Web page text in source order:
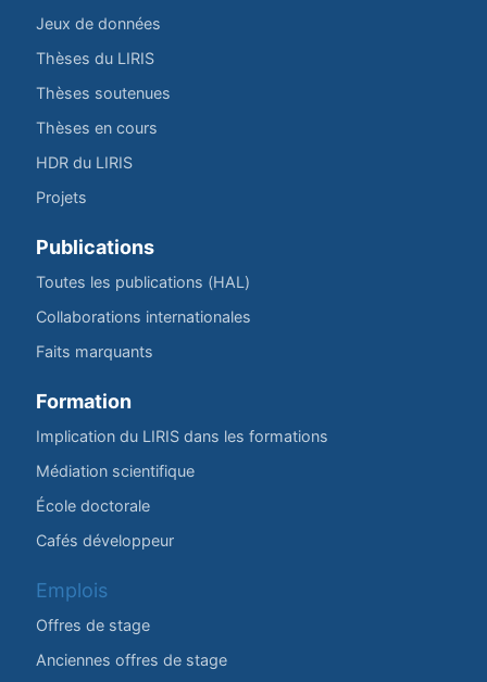
Jeux de données
Thèses du LIRIS
Thèses soutenues
Thèses en cours
HDR du LIRIS
Projets
Publications
Toutes les publications (HAL)
Collaborations internationales
Faits marquants
Formation
Implication du LIRIS dans les formations
Médiation scientifique
École doctorale
Cafés développeur
Emplois
Offres de stage
Anciennes offres de stage